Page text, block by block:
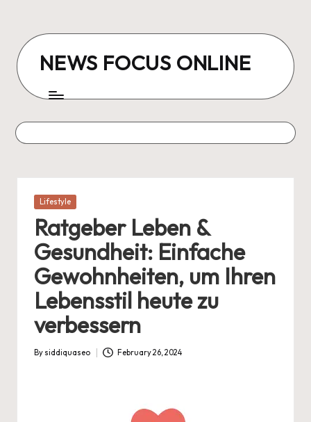
content
NEWS FOCUS ONLINE
Posted
Lifestyle
Ratgeber Leben &
Gesundheit: Einfache
Gewohnheiten, um Ihren
Lebensstil heute zu
verbessern
Posted
By siddiquaseo February 26, 2024